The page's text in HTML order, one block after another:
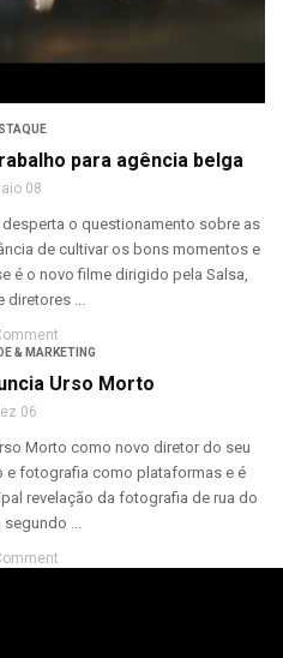
para agência belga
08
o questionamento sobre as
de cultivar os bons momentos e
é o novo filme dirigido pela Salsa,
diretores ...
& MARKETING
Urso Morto
06
Morto como novo diretor do seu
e fotografia como plataformas e é
revelação da fotografia de rua do
...